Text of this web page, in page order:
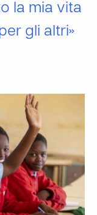
la mia vita
gli altri»